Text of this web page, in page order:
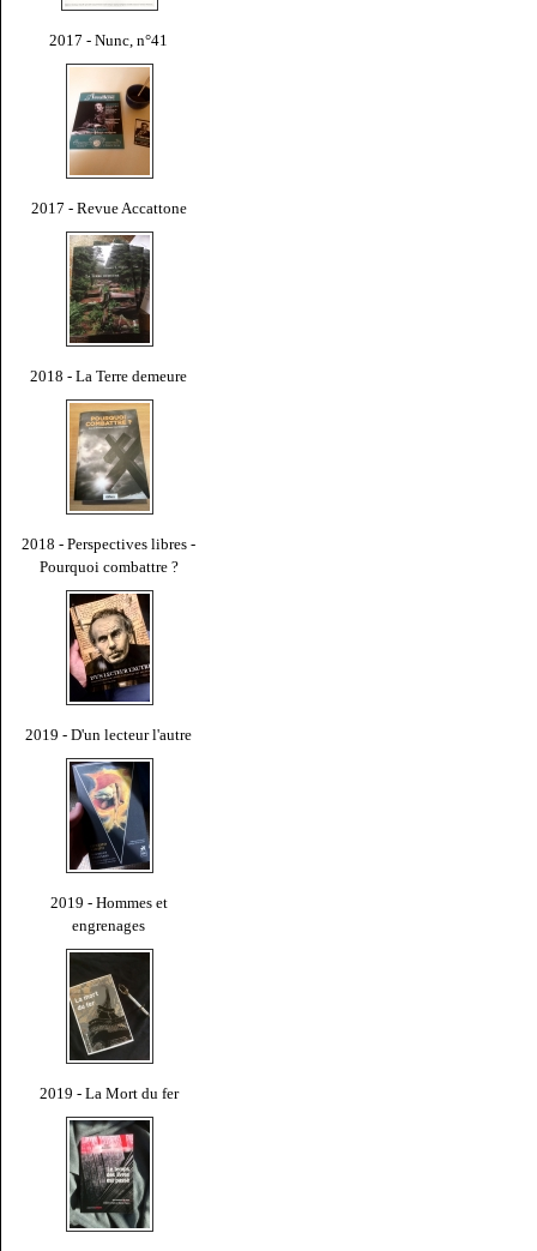
2017 - Nunc, n°41
2017 - Revue Accattone
2018 - La Terre demeure
2018 - Perspectives libres -
Pourquoi combattre ?
2019 - D'un lecteur l'autre
2019 - Hommes et
engrenages
2019 - La Mort du fer